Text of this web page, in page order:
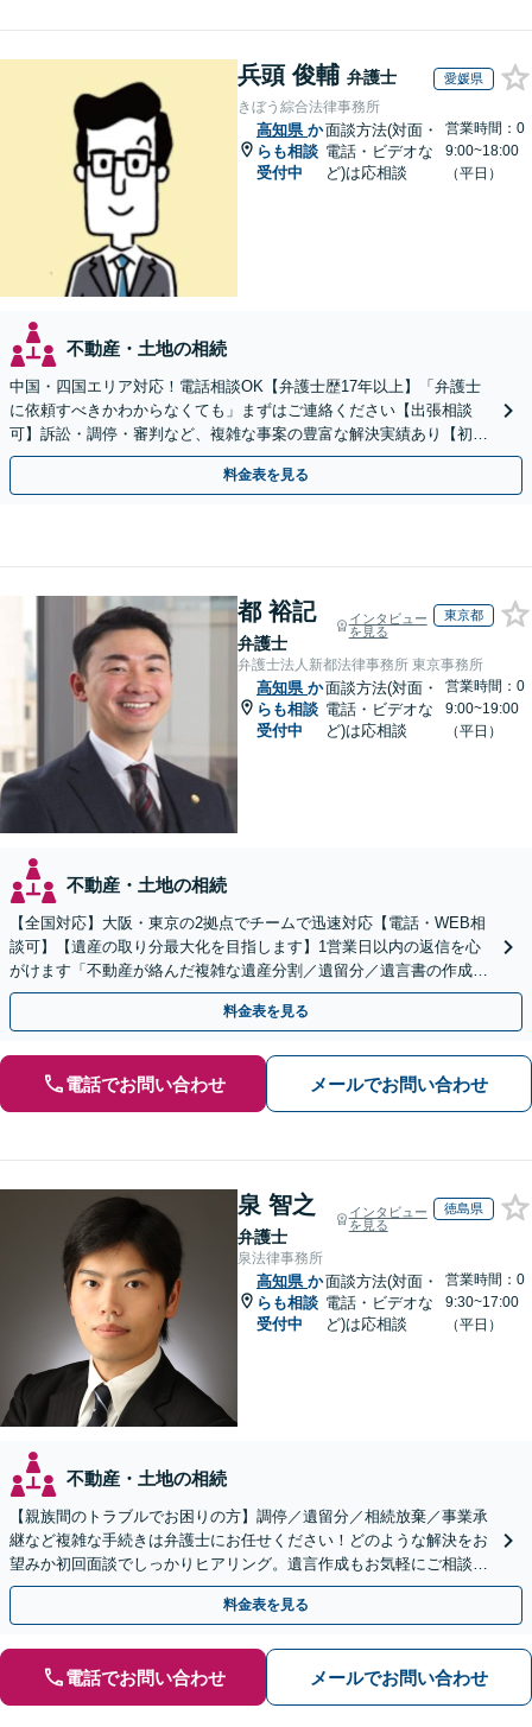
兵頭 俊輔 弁護士 愛媛県
きぼう綜合法律事務所
高知県 か
らも相談
受付中
面談方法(対面・
電話・ビデオな
ど)は応相談
営業時間：0
9:00~18:00
（平日）
不動産・土地の相続
中国・四国エリア対応！電話相談OK【弁護士歴17年以上】「弁護士
に依頼すべきかわからなくても」まずはご連絡ください【出張相談
可】訴訟・調停・審判など、複雑な事案の豊富な解決実績あり【初回
相談無料】初回面談のみで解決できるケースもあります
料金表を見る
都 裕記
弁護士
インタビュー
を見る
東京都
弁護士法人新都法律事務所 東京事務所
高知県 か
らも相談
受付中
面談方法(対面・
電話・ビデオな
ど)は応相談
営業時間：0
9:00~19:00
（平日）
不動産・土地の相続
【全国対応】大阪・東京の2拠点でチームで迅速対応【電話・WEB相
談可】【遺産の取り分最大化を目指します】1営業日以内の返信を心
がけます「不動産が絡んだ複雑な遺産分割／遺留分／遺言書の作成・
執行／事業承継など、お任せください」【休日相談あり】
料金表を見る
電話でお問い合わせ メールでお問い合わせ
泉 智之
弁護士
インタビュー
を見る
徳島県
泉法律事務所
高知県 か
らも相談
受付中
面談方法(対面・
電話・ビデオな
ど)は応相談
営業時間：0
9:30~17:00
（平日）
不動産・土地の相続
【親族間のトラブルでお困りの方】調停／遺留分／相続放棄／事業承
継など複雑な手続きは弁護士にお任せください！どのような解決をお
望みか初回面談でしっかりヒアリング。遺言作成もお気軽にご相談く
ださい。
料金表を見る
電話でお問い合わせ メールでお問い合わせ